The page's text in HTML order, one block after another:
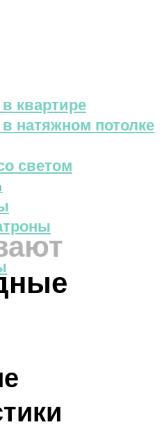
квартире
натяжном потолке
светом